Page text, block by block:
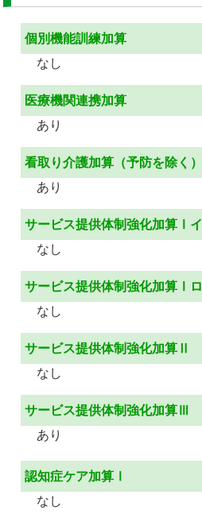
個別機能訓練加算
なし
医療機関連携加算
あり
看取り介護加算（予防を除く）
あり
サービス提供体制強化加算Ⅰイ
なし
サービス提供体制強化加算Ⅰロ
なし
サービス提供体制強化加算Ⅱ
なし
サービス提供体制強化加算Ⅲ
あり
認知症ケア加算Ⅰ
なし